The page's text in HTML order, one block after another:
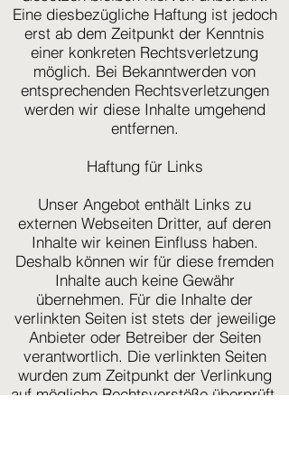
Eine diesbezügliche Haftung ist jedoch
erst ab dem Zeitpunkt der Kenntnis
einer konkreten Rechtsverletzung
möglich. Bei Bekanntwerden von
entsprechenden Rechtsverletzungen
werden wir diese Inhalte umgehend
entfernen.
Haftung für Links
Unser Angebot enthält Links zu
externen Webseiten Dritter, auf deren
Inhalte wir keinen Einfluss haben.
Deshalb können wir für diese fremden
Inhalte auch keine Gewähr
übernehmen. Für die Inhalte der
verlinkten Seiten ist stets der jeweilige
Anbieter oder Betreiber der Seiten
verantwortlich. Die verlinkten Seiten
wurden zum Zeitpunkt der Verlinkung
auf mögliche Rechtsverstöße überprüft.